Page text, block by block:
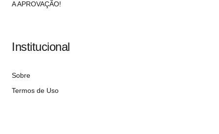
A APROVAÇÃO!
Institucional
Sobre
Termos de Uso